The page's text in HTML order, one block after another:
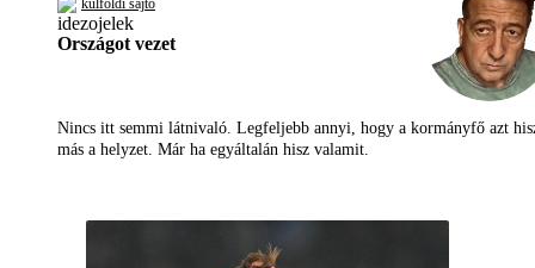
Országot vezet
Nincs itt semmi látnivaló. Legfeljebb annyi, hogy a kormányfő azt
más a helyzet. Már ha egyáltalán hisz valamit.